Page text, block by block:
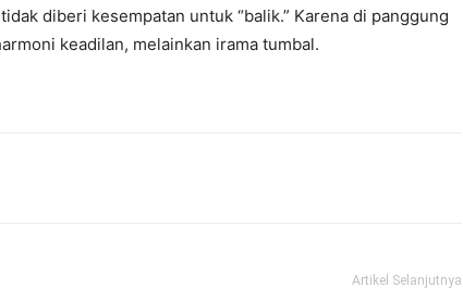
diberi kesempatan untuk “balik.” Karena di panggung
keadilan, melainkan irama tumbal.
Artikel Selanjutnya